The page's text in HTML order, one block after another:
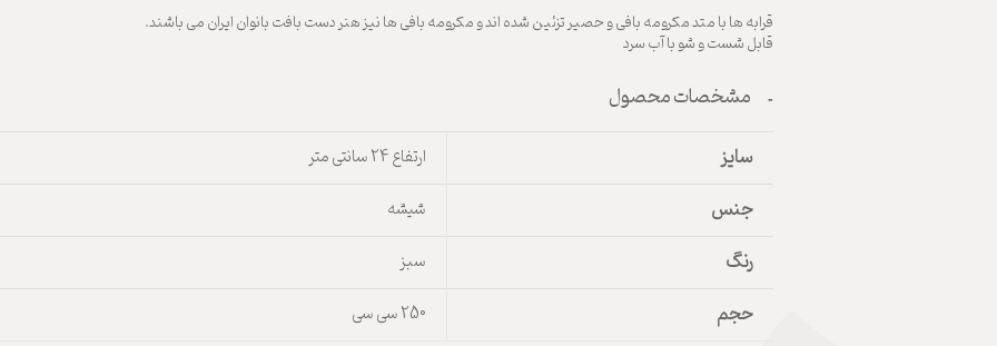
قرابه ها با متد مکرومه بافی و حصیر تزئین شده اند و مکرومه بافی ها نیز هنر دست بافت بانوان ایران می باشند.
قابل شست و شو با آب سرد
مشخصات محصول
سایز ارتفاع 24 سانتی متر
جنس شیشه
رنگ سبز
حجم 250 سی سی